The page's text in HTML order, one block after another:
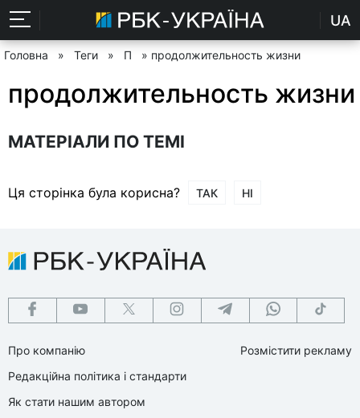
UA
Головна » Теги » П » продолжительность жизни
продолжительность жизни
МАТЕРІАЛИ ПО ТЕМІ
Ця сторінка була корисна? ТАК НІ
Про компанію
Редакційна політика і стандарти
Як стати нашим автором
Розмістити рекламу